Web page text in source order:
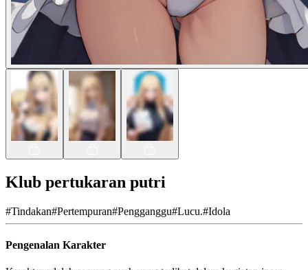
Klub pertukaran putri
#Tindakan#Pertempuran#Pengganggu#Lucu.#Idola
Pengenalan Karakter